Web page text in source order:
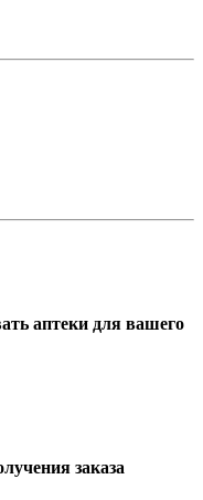
аптеки для вашего
заказа